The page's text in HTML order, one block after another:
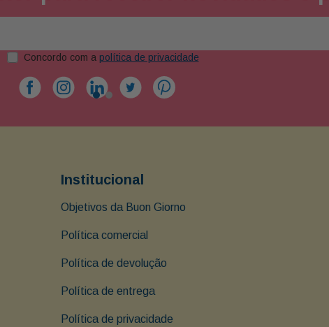
Concordo com a política de privacidade
Institucional
Objetivos da Buon Giorno
Política comercial
Política de devolução
Política de entrega
Política de privacidade